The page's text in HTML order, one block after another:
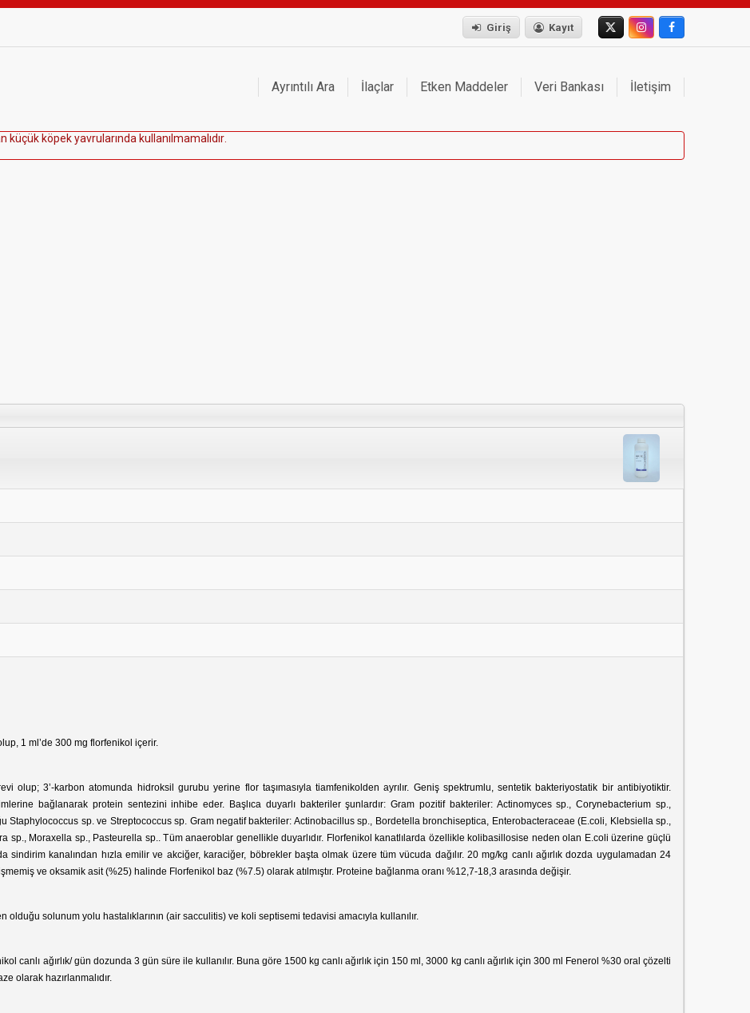
Giriş Kayıt
Ayrıntılı Ara İlaçlar Etken Maddeler Veri Bankası İletişim
n küçük köpekyavru arında ku anı mama ıdır
1 ml’de 300 mg florfenikol içerir.
olup; 3’-karbon atomunda hidroksil gurubu yerine flor taşımasıyla tiamfenikolden ayrılır. Geniş spektrumlu, sentetik bakteriyostatik bir antibiyotiktir.
bağlanarak protein sentezini inhibe eder. Başlıca duyarlı bakteriler şunlardır: Gram pozitif bakteriler: Actinomyces sp., Corynebacterium sp.,
Staphylococcus sp. ve Streptococcus sp. Gram negatif bakteriler: Actinobacillus sp., Bordetella bronchiseptica, Enterobacteraceae (E.coli, Klebsiella sp.,
sp., Moraxella sp., Pasteurella sp.. Tüm anaeroblar genellikle duyarlıdır. Florfenikol kanatlılarda özellikle kolibasillosise neden olan E.coli üzerine güçlü
sindirim kanalından hızla emilir ve akciğer, karaciğer, böbrekler başta olmak üzere tüm vücuda dağılır. 20 mg/kg canlı ağırlık dozda uygulamadan 24
ve oksamik asit (%25) halinde Florfenikol baz (%7.5) olarak atılmıştır. Proteine bağlanma oranı %12,7-18,3 arasında değişir.
solunum yolu hastalıklarının (air sacculitis) ve koli septisemi tedavisi amacıyla kullanılır.
canlı ağırlık/ gün dozunda 3 gün süre ile kullanılır. Buna göre 1500 kg canlı ağırlık için 150 ml, 3000 kg canlı ağırlık için 300 ml Fenerol %30 oral çözelti
olarak hazırlanmalıdır.